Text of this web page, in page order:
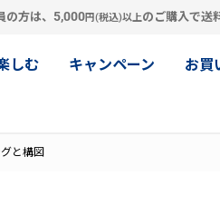
方は、 5,000円(税込)以上のご購入で送
しむ キャンペーン お買
と構図